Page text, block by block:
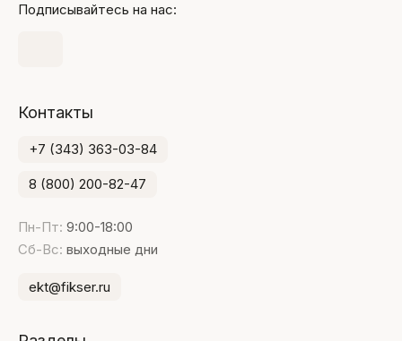
Подписывайтесь на нас:
Контакты
+7 (343) 363-03-84
8 (800) 200-82-47
Пн-Пт: 9:00-18:00
Сб-Вс: выходные дни
ekt@fikser.ru